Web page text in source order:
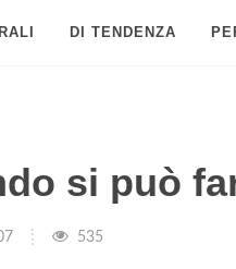
DI TENDENZA
si può
535